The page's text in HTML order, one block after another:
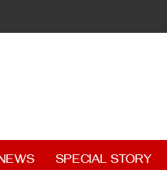
SPECIAL STORY